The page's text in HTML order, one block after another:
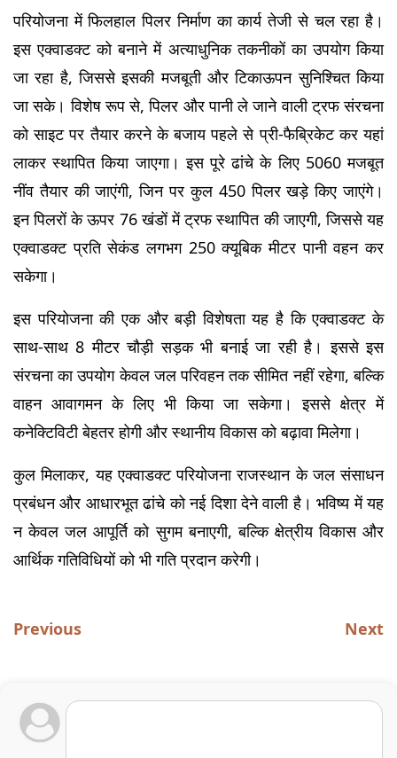
परियोजना में फिलहाल पिलर निर्माण का कार्य तेजी से चल रहा है।
इस एक्वाडक्ट को बनाने में अत्याधुनिक तकनीकों का उपयोग किया
जा रहा है, जिससे इसकी मजबूती और टिकाऊपन सुनिश्चित किया
जा सके। विशेष रूप से, पिलर और पानी ले जाने वाली ट्रफ संरचना
को साइट पर तैयार करने के बजाय पहले से प्री-फैब्रिकेट कर यहां
लाकर स्थापित किया जाएगा। इस पूरे ढांचे के लिए 5060 मजबूत
नींव तैयार की जाएंगी, जिन पर कुल 450 पिलर खड़े किए जाएंगे।
इन पिलरों के ऊपर 76 खंडों में ट्रफ स्थापित की जाएगी, जिससे यह
एक्वाडक्ट प्रति सेकंड लगभग 250 क्यूबिक मीटर पानी वहन कर
सकेगा।
इस परियोजना की एक और बड़ी विशेषता यह है कि एक्वाडक्ट के
साथ-साथ 8 मीटर चौड़ी सड़क भी बनाई जा रही है। इससे इस
संरचना का उपयोग केवल जल परिवहन तक सीमित नहीं रहेगा, बल्कि
वाहन आवागमन के लिए भी किया जा सकेगा। इससे क्षेत्र में
कनेक्टिविटी बेहतर होगी और स्थानीय विकास को बढ़ावा मिलेगा।
कुल मिलाकर, यह एक्वाडक्ट परियोजना राजस्थान के जल संसाधन
प्रबंधन और आधारभूत ढांचे को नई दिशा देने वाली है। भविष्य में यह
न केवल जल आपूर्ति को सुगम बनाएगी, बल्कि क्षेत्रीय विकास और
आर्थिक गतिविधियों को भी गति प्रदान करेगी।
Previous Next